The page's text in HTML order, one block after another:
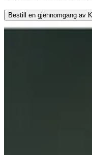
Bestill en gjennomgang av